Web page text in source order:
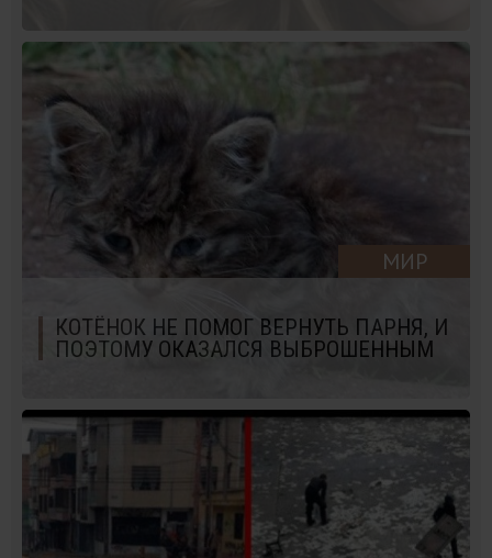
МИР
КОТЁНОК НЕ ПОМОГ ВЕРНУТЬ ПАРНЯ, И
ПОЭТОМУ ОКАЗАЛСЯ ВЫБРОШЕННЫМ